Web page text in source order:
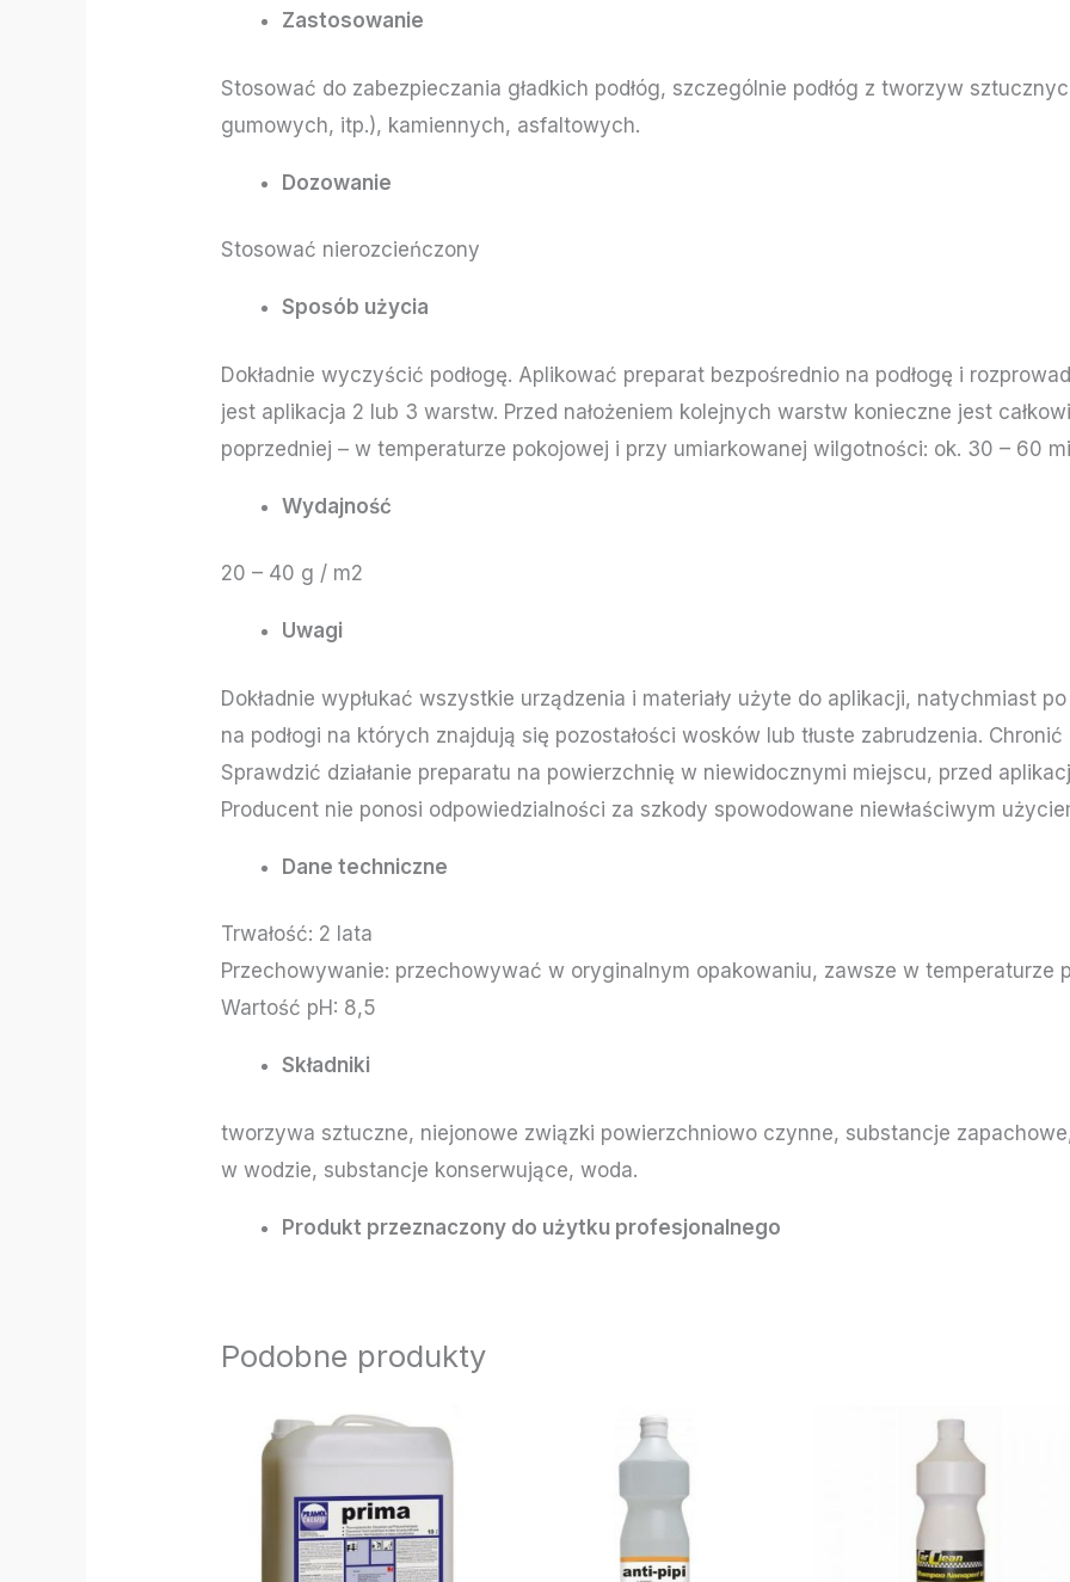
Zastosowanie
Stosować do zabezpieczania gładkich podłóg, szczególnie podłóg z tworzyw
gumowych, itp.), kamiennych, asfaltowych.
Dozowanie
Stosować nierozcieńczony
Sposób użycia
Dokładnie wyczyścić podłogę. Aplikować preparat bezpośrednio na podłogę i
jest aplikacja 2 lub 3 warstw. Przed nałożeniem kolejnych warstw konieczne jest
poprzedniej – w temperaturze pokojowej i przy umiarkowanej wilgotności: ok. 30 – 60
Wydajność
20 – 40 g / m2
Uwagi
Dokładnie wypłukać wszystkie urządzenia i materiały użyte do aplikacji, natychmiast
na podłogi na których znajdują się pozostałości wosków lub tłuste zabrudzenia.
Sprawdzić działanie preparatu na powierzchnię w niewidocznymi miejscu, przed
Producent nie ponosi odpowiedzialności za szkody spowodowane niewłaściwym
Dane techniczne
Trwałość: 2 lata
Przechowywanie: przechowywać w oryginalnym opakowaniu, zawsze w temperaturze
Wartość pH: 8,5
Składniki
tworzywa sztuczne, niejonowe związki powierzchniowo czynne, substancje
w wodzie, substancje konserwujące, woda.
Produkt przeznaczony do użytku profesjonalnego
Podobne produkty